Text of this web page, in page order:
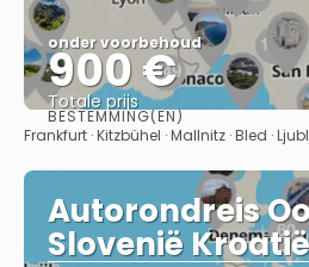
onder voorbehoud
900 €
Totale prijs
Bekijk
BESTEMMING(EN)
Frankfurt · Kitzbühel · Mallnitz · Bled ·
Autorondreis
Slovenië Kroatië